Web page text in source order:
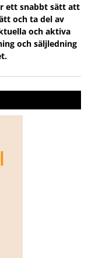
ett snabbt sätt att
och ta del av
och aktiva
och säljledning